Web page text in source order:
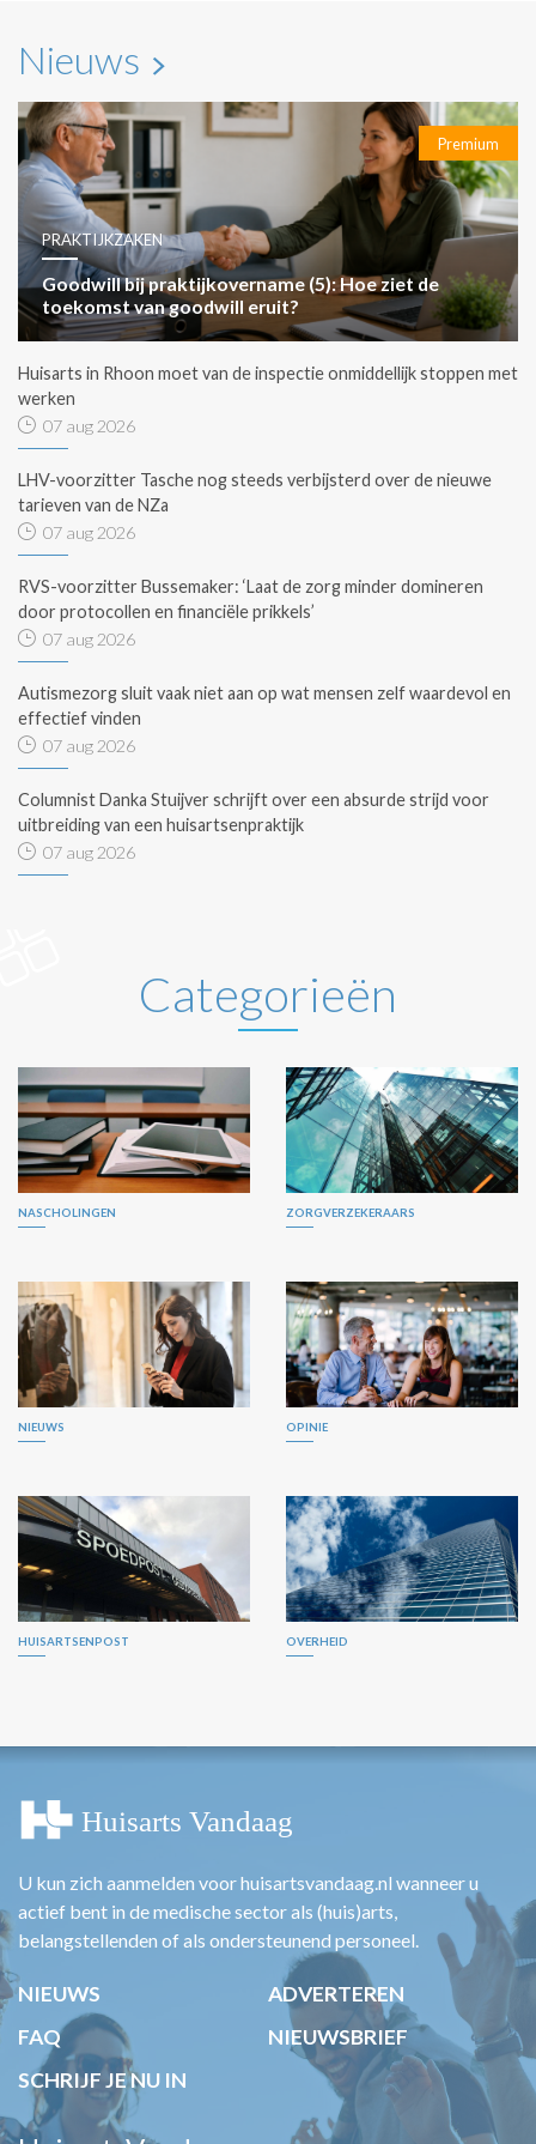
Nieuws
Premium
PRAKTIJKZAKEN
Goodwill bij praktijkovername (5): Hoe ziet de
toekomst van goodwill eruit?
Huisarts in Rhoon moet van de inspectie onmiddellijk stoppen met
werken
07 aug 2026
LHV-voorzitter Tasche nog steeds verbijsterd over de nieuwe
tarieven van de NZa
07 aug 2026
RVS-voorzitter Bussemaker: ‘Laat de zorg minder domineren
door protocollen en financiële prikkels’
07 aug 2026
Autismezorg sluit vaak niet aan op wat mensen zelf waardevol en
effectief vinden
07 aug 2026
Columnist Danka Stuijver schrijft over een absurde strijd voor
uitbreiding van een huisartsenpraktijk
07 aug 2026
Categorieën
NASCHOLINGEN ZORGVERZEKERAARS
NIEUWS OPINIE
HUISARTSENPOST OVERHEID
U kun zich aanmelden voor huisartsvandaag.nl wanneer u
actief bent in de medische sector als (huis)arts,
belangstellenden of als ondersteunend personeel.
NIEUWS
ADVERTEREN
FAQ
NIEUWSBRIEF
SCHRIJF JE NU IN